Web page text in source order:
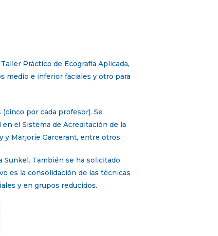
Práctico de Ecografía Aplicada,
medio e inferior faciales y otro para
por cada profesor). Se
el Sistema de Acreditación de la
y Marjorie Garcerant, entre otros.
Sunkel. También se ha solicitado
es la consolidación de las técnicas
y en grupos reducidos.